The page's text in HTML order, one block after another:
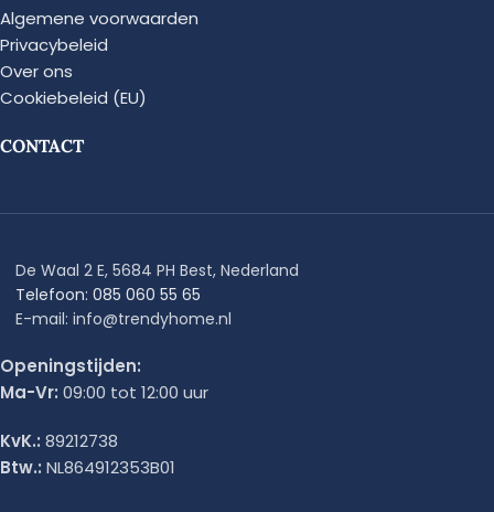
Algemene voorwaarden
Privacybeleid
Over ons
Cookiebeleid (EU)
CONTACT
De Waal 2 E, 5684 PH Best, Nederland
Telefoon: 085 060 55 65
E-mail: info@trendyhome.nl
Openingstijden:
Ma-Vr: 09:00 tot 12:00 uur
KvK.: 89212738
Btw.: NL864912353B01